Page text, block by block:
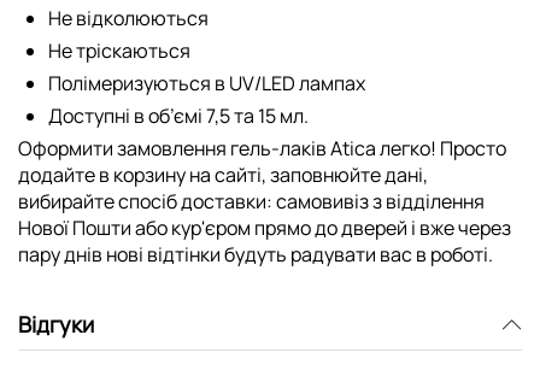
Не відколюються
Не тріскаються
Полімеризуються в UV/LED лампах
Доступні в об’ємі 7,5 та 15 мл.
Оформити замовлення гель-лаків Atica легко! Просто
додайте в корзину на сайті, заповнюйте дані,
вибирайте спосіб доставки: самовивіз з відділення
Нової Пошти або кур'єром прямо до дверей і вже через
пару днів нові відтінки будуть радувати вас в роботі.
Відгуки